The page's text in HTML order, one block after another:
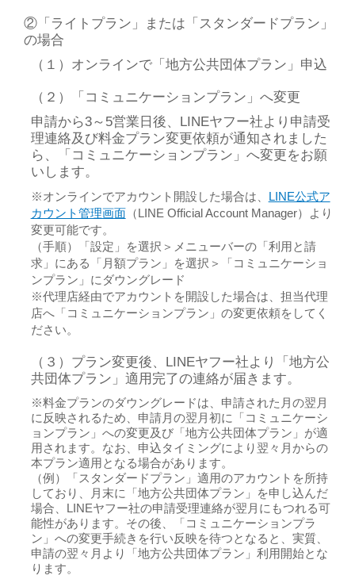
②「ライトプラン」または「スタンダードプラン」
の場合
（１）オンラインで「地方公共団体プラン」申込
（２）「コミュニケーションプラン」へ変更
申請から3～5営業日後、LINEヤフー社より申請受
理連絡及び料金プラン変更依頼が通知されました
ら、「コミュニケーションプラン」へ変更をお願
いします。
※オンラインでアカウント開設した場合は、 LINE公式ア
カウント管理画面（LINE Official Account Manager）より
変更可能です。
（手順）「設定」を選択＞メニューバーの「利用と請
求」にある「月額プラン」を選択＞「コミュニケーショ
ンプラン」にダウングレード
※代理店経由でアカウントを開設した場合は、担当代理
店へ「コミュニケーションプラン」の変更依頼をしてく
ださい。
（３）プラン変更後、LINEヤフー社より「地方公
共団体プラン」適用完了の連絡が届きます。
※料金プランのダウングレードは、申請された月の翌月
に反映されるため、申請月の翌月初に「コミュニケーシ
ョンプラン」への変更及び「地方公共団体プラン」が適
用されます。なお、申込タイミングにより翌々月からの
本プラン適用となる場合があります。
（例）「スタンダードプラン」適用のアカウントを所持
しており、月末に「地方公共団体プラン」を申し込んだ
場合、LINEヤフー社の申請受理連絡が翌月にもつれる可
能性があります。その後、「コミュニケーションプラ
ン」への変更手続きを行い反映を待つとなると、実質、
申請の翌々月より「地方公共団体プラン」利用開始とな
ります。